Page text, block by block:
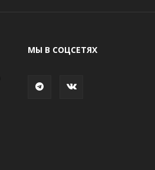
МЫ В СОЦСЕТЯХ